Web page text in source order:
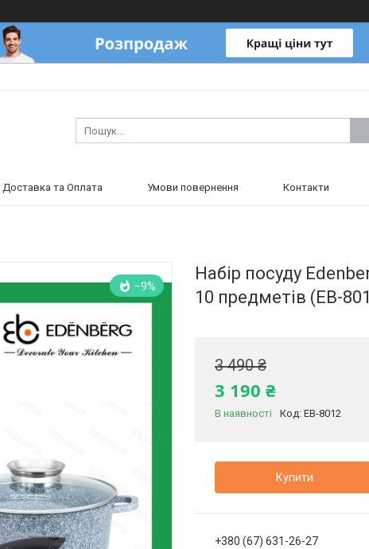
Доставка та Оплата Умови повернення Контакти
–9%
Набір посуду
10 предметів (EB-
3 490 ₴
3 190 ₴
В наявності Код: EB-8012
Купити
+380 (67) 631-26-27